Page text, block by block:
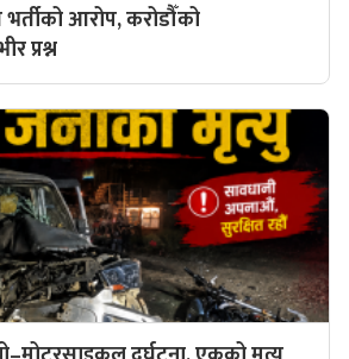
आरोप, करोडौँको
प्रश्न